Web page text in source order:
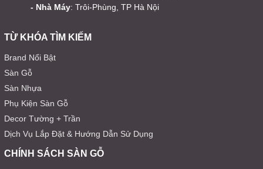
- Nhà Máy: Trôi-Phùng, TP Hà Nội
TỪ KHÓA TÌM KIẾM
Brand Nổi Bật
Sàn Gỗ
Sàn Nhựa
Phụ Kiện Sàn Gỗ
Decor Tường + Trần
Dịch Vụ Lắp Đặt & Hướng Dẫn Sử Dụng
CHÍNH SÁCH SÀN GỖ